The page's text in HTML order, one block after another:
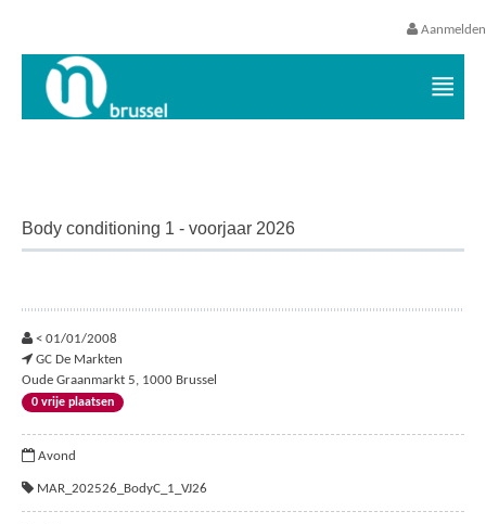
Aanmelden
Body conditioning 1 - voorjaar 2026
< 01/01/2008
GC De Markten
Oude Graanmarkt 5, 1000 Brussel
0 vrije plaatsen
Avond
MAR_202526_BodyC_1_VJ26